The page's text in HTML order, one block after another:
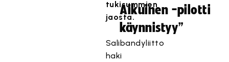
tukisummien
jaosta.
Salibandyliitto
haki
Aikuinen -pilotti
käynnistyy”